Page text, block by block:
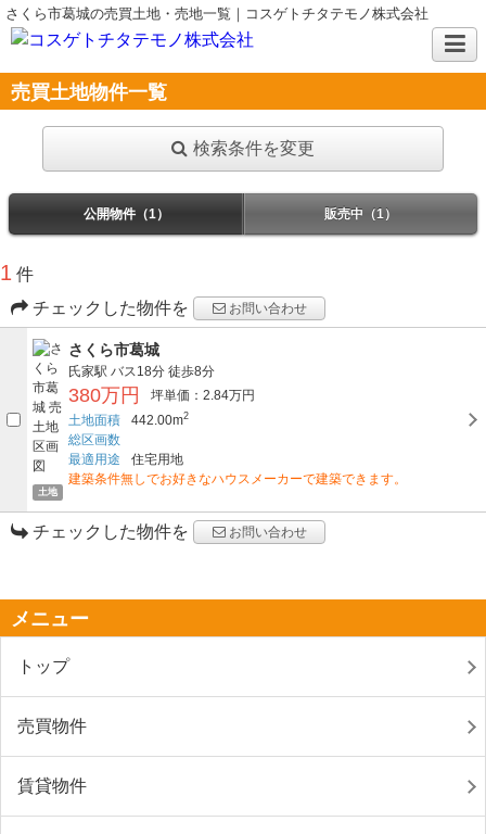
さくら市葛城の売買土地・売地一覧｜コスゲトチタテモノ株式会社
売買土地物件一覧
検索条件を変更
公開物件（1） 販売中（1）
1 件
チェックした物件を
お問い合わせ
土地
さくら市葛城
氏家駅 バス18分 徒歩8分
380万円
坪単価：2.84万円
土地面積
442.00m2
総区画数
最適用途
住宅用地
建築条件無しでお好きなハウスメーカーで建築できます。
チェックした物件を お問い合わせ
メニュー
トップ
売買物件
賃貸物件